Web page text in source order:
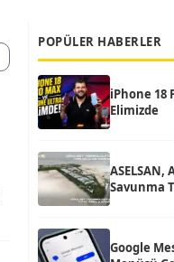
POPÜLER HABERLER
iPhone 18
Elimizde
ASELSAN,
Savunma
Google